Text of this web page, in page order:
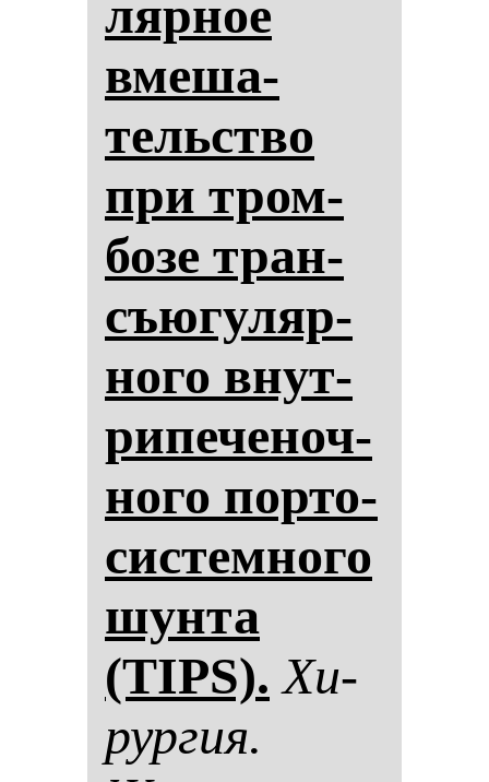
ляр­ное
вме­ша­
тельство
при тром­
бо­зе тран­
съю­гу­ляр­
но­го внут­
ри­пе­че­ноч­
но­го пор­то­
сис­тем­но­го
шун­та
(TIPS). Хи­
рур­гия.